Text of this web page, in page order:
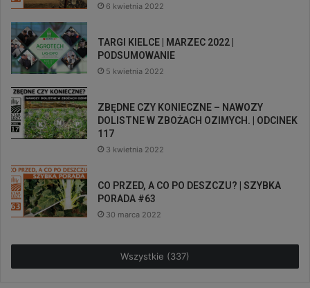
6 kwietnia 2022
TARGI KIELCE | MARZEC 2022 |
PODSUMOWANIE
5 kwietnia 2022
ZBĘDNE CZY KONIECZNE – NAWOZY
DOLISTNE W ZBOŻACH OZIMYCH. | ODCINEK
117
3 kwietnia 2022
CO PRZED, A CO PO DESZCZU? | SZYBKA
PORADA #63
30 marca 2022
Wszystkie (337)